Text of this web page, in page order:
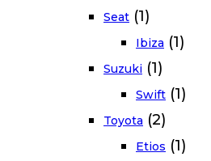
Seat (1)
Ibiza (1)
Suzuki (1)
Swift (1)
Toyota (2)
Etios (1)